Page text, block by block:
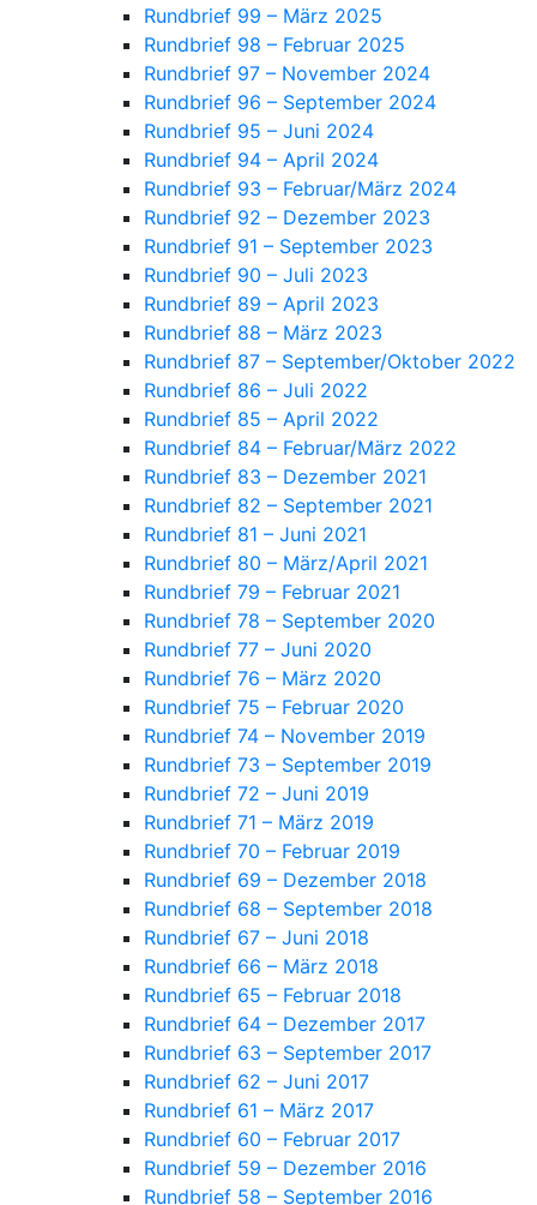
Rundbrief 99 – März 2025
Rundbrief 98 – Februar 2025
Rundbrief 97 – November 2024
Rundbrief 96 – September 2024
Rundbrief 95 – Juni 2024
Rundbrief 94 – April 2024
Rundbrief 93 – Februar/März 2024
Rundbrief 92 – Dezember 2023
Rundbrief 91 – September 2023
Rundbrief 90 – Juli 2023
Rundbrief 89 – April 2023
Rundbrief 88 – März 2023
Rundbrief 87 – September/Oktober 2022
Rundbrief 86 – Juli 2022
Rundbrief 85 – April 2022
Rundbrief 84 – Februar/März 2022
Rundbrief 83 – Dezember 2021
Rundbrief 82 – September 2021
Rundbrief 81 – Juni 2021
Rundbrief 80 – März/April 2021
Rundbrief 79 – Februar 2021
Rundbrief 78 – September 2020
Rundbrief 77 – Juni 2020
Rundbrief 76 – März 2020
Rundbrief 75 – Februar 2020
Rundbrief 74 – November 2019
Rundbrief 73 – September 2019
Rundbrief 72 – Juni 2019
Rundbrief 71 – März 2019
Rundbrief 70 – Februar 2019
Rundbrief 69 – Dezember 2018
Rundbrief 68 – September 2018
Rundbrief 67 – Juni 2018
Rundbrief 66 – März 2018
Rundbrief 65 – Februar 2018
Rundbrief 64 – Dezember 2017
Rundbrief 63 – September 2017
Rundbrief 62 – Juni 2017
Rundbrief 61 – März 2017
Rundbrief 60 – Februar 2017
Rundbrief 59 – Dezember 2016
Rundbrief 58 – September 2016